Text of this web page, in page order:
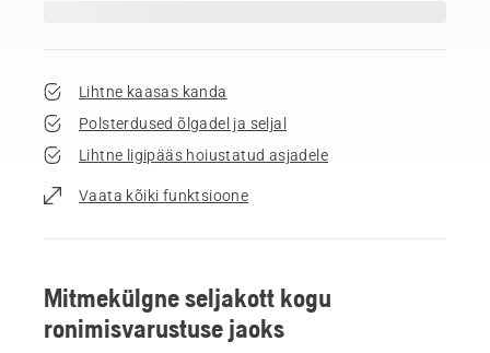
Lihtne kaasas kanda
Polsterdused õlgadel ja seljal
Lihtne ligipääs hoiustatud asjadele
Vaata kõiki funktsioone
Mitmekülgne seljakott kogu
ronimisvarustuse jaoks